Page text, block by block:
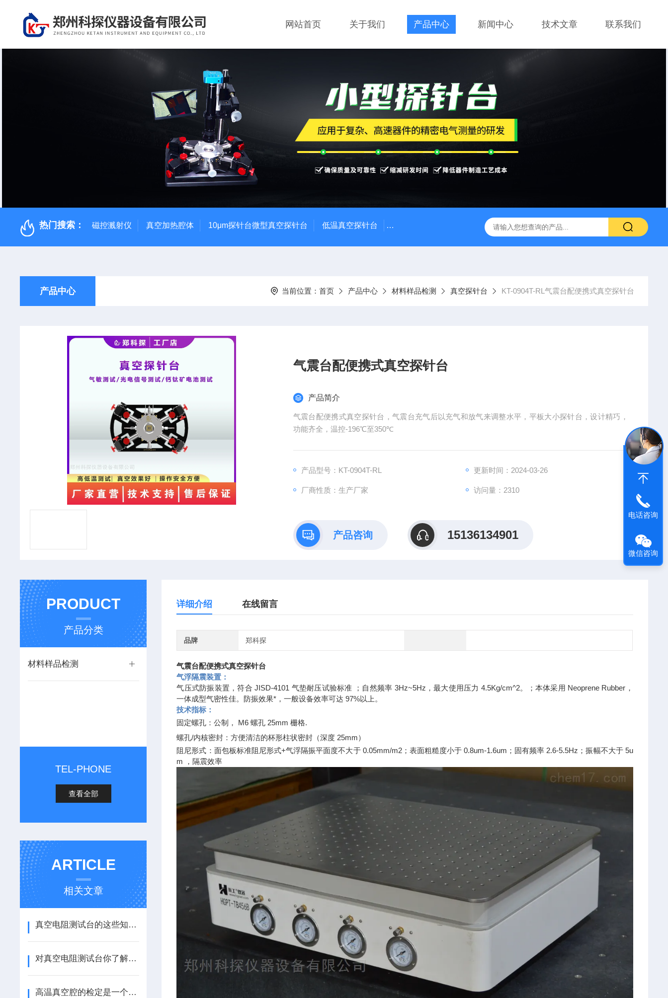
网站首页 关于我们 产品中心 新闻中心 技术文章 联系我们
热门搜索： 磁控溅射仪 真空加热腔体 10μm探针台微型真空探针台 低温真空探针台 小型蒸镀仪 定制不锈钢真空腔体 KT-Z4019MRL4T小型真空探针台
产品中心 当前位置： 首页 产品中心 材料样品检测 真空探针台 KT-0904T-RL气震台配便携式真空探针台
气震台配便携式真空探针台
产品简介
气震台配便携式真空探针台，气震台充气后以充气和放气来调整水平，平板大小探针台，设计精巧，
功能齐全，温控-196℃至350℃
产品型号：KT-0904T-RL 更新时间：2024-03-26
厂商性质：生产厂家 访问量：2310
产品咨询 15136134901
PRODUCT
产品分类
材料样品检测
TEL-PHONE
查看全部
ARTICLE
相关文章
真空电阻测试台的这些知识值得我们学习
对真空电阻测试台你了解多少？
高温真空腔的检定是一个复杂且精细的过程
详细介绍 在线留言
品牌 郑科探
气震台配便携式真空探针台
气浮隔震装置：
气压式防振装置，符合 JISD-4101 气垫耐压试验标准 ；自然频率 3Hz~5Hz ，最大使用压力 4.5Kg/cm^2。；本体采用 Neoprene Rubber ，
一体成型气密性佳。防振效果*，一般设备效率可达 97%以上。
技术指标：
固定螺孔：公制，
M6螺孔 25mm栅格.
螺孔/内核密封：方便清洁的杯形柱状密封（深度 25mm）
阻尼形式：面包板标准阻尼形式+气浮隔振平面度不大于0.05mm/m2；表面粗糙度小于 0.8um-1.6um ；固有频率 2.6-5.5Hz ；振幅不大于5u
m
，隔震效率
电话咨询
微信咨询